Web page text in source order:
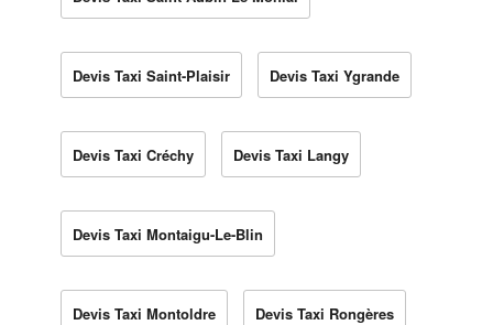
Devis Taxi Saint-Plaisir Devis Taxi Ygrande
Devis Taxi Créchy Devis Taxi Langy
Devis Taxi Montaigu-Le-Blin
Devis Taxi Montoldre Devis Taxi Rongères